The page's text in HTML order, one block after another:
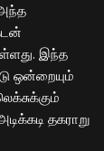
இந்த
ஒன்றையும்
தகராறு